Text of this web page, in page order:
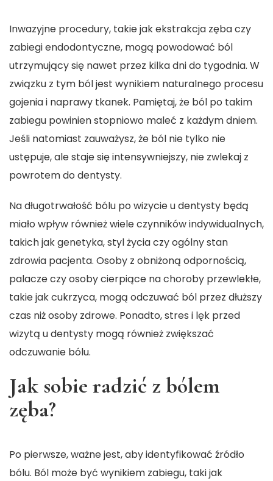
Inwazyjne procedury, takie jak ekstrakcja zęba czy
zabiegi endodontyczne, mogą powodować ból
utrzymujący się nawet przez kilka dni do tygodnia. W
związku z tym ból jest wynikiem naturalnego procesu
gojenia i naprawy tkanek. Pamiętaj, że ból po takim
zabiegu powinien stopniowo maleć z każdym dniem.
Jeśli natomiast zauważysz, że ból nie tylko nie
ustępuje, ale staje się intensywniejszy, nie zwlekaj z
powrotem do dentysty.
Na długotrwałość bólu po wizycie u dentysty będą
miało wpływ również wiele czynników indywidualnych,
takich jak genetyka, styl życia czy ogólny stan
zdrowia pacjenta. Osoby z obniżoną odpornością,
palacze czy osoby cierpiące na choroby przewlekłe,
takie jak cukrzyca, mogą odczuwać ból przez dłuższy
czas niż osoby zdrowe. Ponadto, stres i lęk przed
wizytą u dentysty mogą również zwiększać
odczuwanie bólu.
Jak sobie radzić z bólem
zęba?
Po pierwsze, ważne jest, aby identyfikować źródło
bólu. Ból może być wynikiem zabiegu, taki jak